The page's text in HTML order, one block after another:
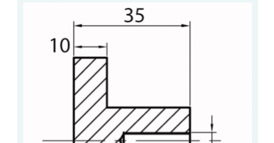
DALLE DE SOL EN VERRE
PORTE EN VERRE
GARDE CORPS EN VERRE
VERRIÈRE TYPE ATELIER
VERRES TEXTURÉS